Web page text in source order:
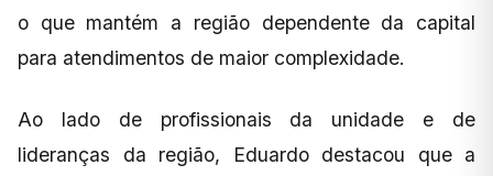
o que mantém a região dependente da capital
para atendimentos de maior complexidade.
Ao lado de profissionais da unidade e de
lideranças da região, Eduardo destacou que a